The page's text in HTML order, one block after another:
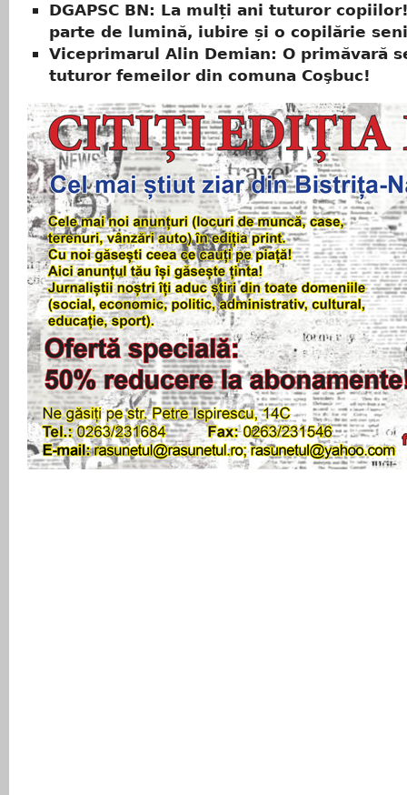
DGAPSC BN: La mulți ani tuturor
parte de lumină, iubire și o copilărie
Viceprimarul Alin Demian: O primăvară
tuturor femeilor din comuna Coşbuc!